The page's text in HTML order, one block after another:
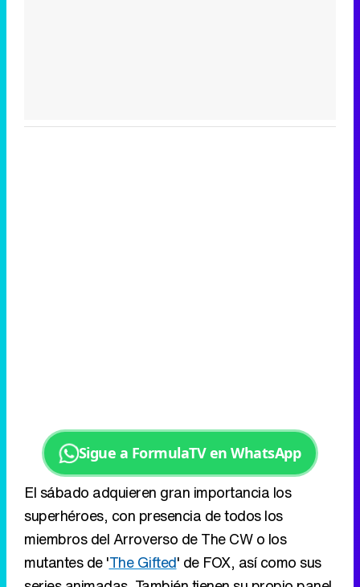
Sigue a FormulaTV en WhatsApp
El sábado adquieren gran importancia los
superhéroes, con presencia de todos los
miembros del Arroverso de The CW o los
mutantes de 'The Gifted' de FOX, así como sus